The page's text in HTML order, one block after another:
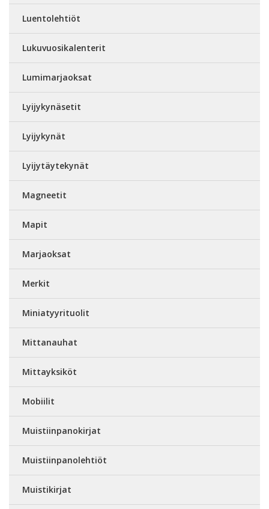
Luentolehtiöt
Lukuvuosikalenterit
Lumimarjaoksat
Lyijykynäsetit
Lyijykynät
Lyijytäytekynät
Magneetit
Mapit
Marjaoksat
Merkit
Miniatyyrituolit
Mittanauhat
Mittayksiköt
Mobiilit
Muistiinpanokirjat
Muistiinpanolehtiöt
Muistikirjat